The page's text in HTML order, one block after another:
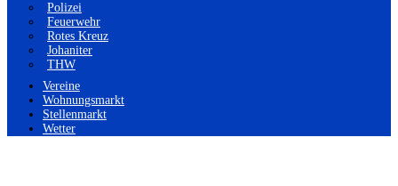
Polizei
Feuerwehr
Rotes Kreuz
Johaniter
THW
Vereine
Wohnungsmarkt
Stellenmarkt
Wetter